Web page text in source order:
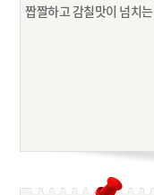
짭짤하고 감칠맛이 넘치